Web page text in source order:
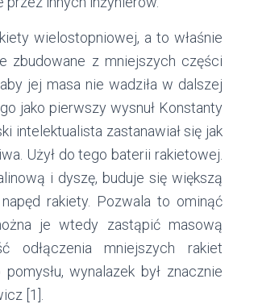
wielostopniowej, a to właśnie
zbudowane z mniejszych części
jej masa nie wadziła w dalszej
jako pierwszy wysnuł Konstanty
intelektualista zastanawiał się jak
Użył do tego baterii rakietowej.
i dyszę, buduje się większą
rakiety. Pozwala to ominąć
je wtedy zastąpić masową
odłączenia mniejszych rakiet
wynalazek był znacznie
[1].